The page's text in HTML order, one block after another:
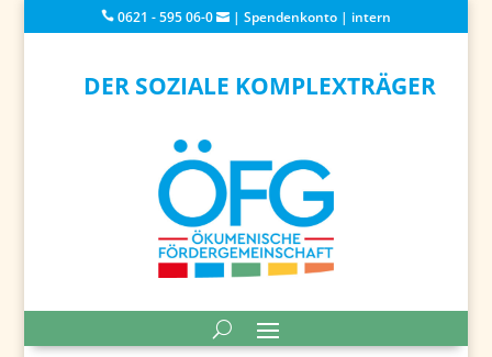
0621 - 595 06-0 | Spendenkonto| intern
DER SOZIALE KOMPLEXTRÄGER